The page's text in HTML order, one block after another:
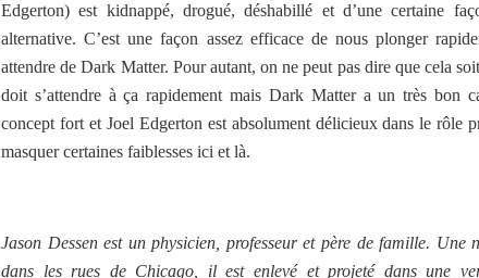
Edgerton) est kidnappé, drogué, déshabillé et d’une certaine
alternative. C’est une façon assez efficace de nous plonger
attendre de Dark Matter. Pour autant, on ne peut pas dire que cela
doit s’attendre à ça rapidement mais Dark Matter a un très bon
concept fort et Joel Edgerton est absolument délicieux dans le rôle
masquer certaines faiblesses ici et là.
Jason Dessen est un physicien, professeur et père de famille. Une
dans les rues de Chicago, il est enlevé et projeté dans une